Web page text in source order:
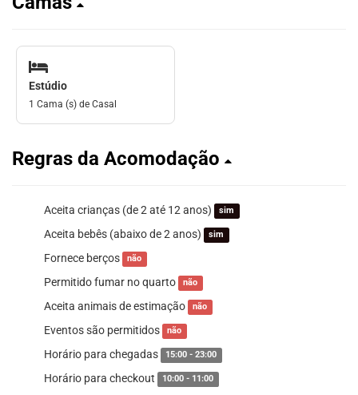
Estúdio
1 Cama (s) de Casal
Regras da Acomodação
Aceita crianças (de 2 até 12 anos) sim
Aceita bebês (abaixo de 2 anos) sim
Fornece berços não
Permitido fumar no quarto não
Aceita animais de estimação não
Eventos são permitidos não
Horário para chegadas 15:00 - 23:00
Horário para checkout 10:00 - 11:00